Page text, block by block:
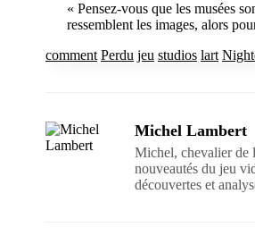
« Pensez-vous que les musées
ressemblent les images, alors
comment Perdu jeu studios lart
Michel Lambert
Michel, chevalier de
nouveautés du jeu
découvertes et